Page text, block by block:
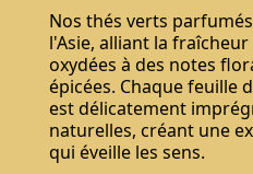
Nos thés verts
l'Asie, alliant la
oxydées à des notes
épicées. Chaque feuille
est délicatement
naturelles, créant une
qui éveille les sens.